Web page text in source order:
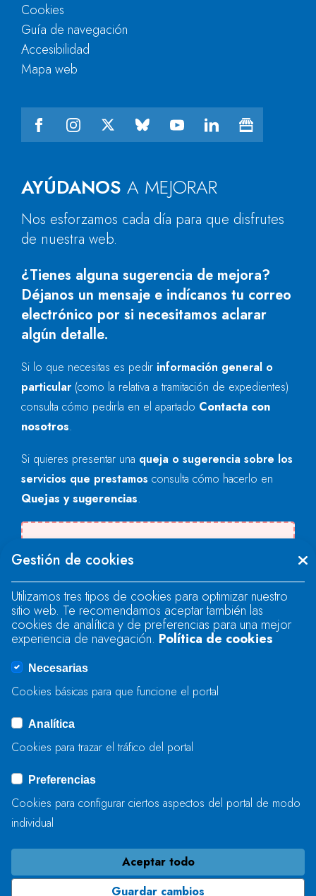
AYÚDANOS A MEJORAR
Nos esforzamos cada día para que disfrutes
de nuestra web.
¿Tienes alguna sugerencia de mejora?
Déjanos un mensaje e indícanos tu correo
electrónico por si necesitamos aclarar
algún detalle.
Si lo que necesitas es pedir información general o
particular (como la relativa a tramitación de expedientes)
consulta cómo pedirla en el apartado Contacta con
nosotros.
Si quieres presentar una queja o sugerencia sobre los
servicios que prestamos consulta cómo hacerlo en
Quejas y sugerencias.
"text".
Se produjo un error al cargar el campo
"text".
Se produjo un error al cargar el campo
ENVIAR
Cookies
Guía de navegación
Accesibilidad
Mapa web
Gestión de cookies
Utilizamos tres tipos de cookies para optimizar nuestro
sitio web. Te recomendamos aceptar también las
cookies de analítica y de preferencias para una mejor
experiencia de navegación. Política de cookies
Necesarias
Cookies básicas para que funcione el portal
Analítica
Cookies para trazar el tráfico del portal
Preferencias
Cookies para configurar ciertos aspectos del portal de modo
individual
Aceptar todo
Guardar cambios